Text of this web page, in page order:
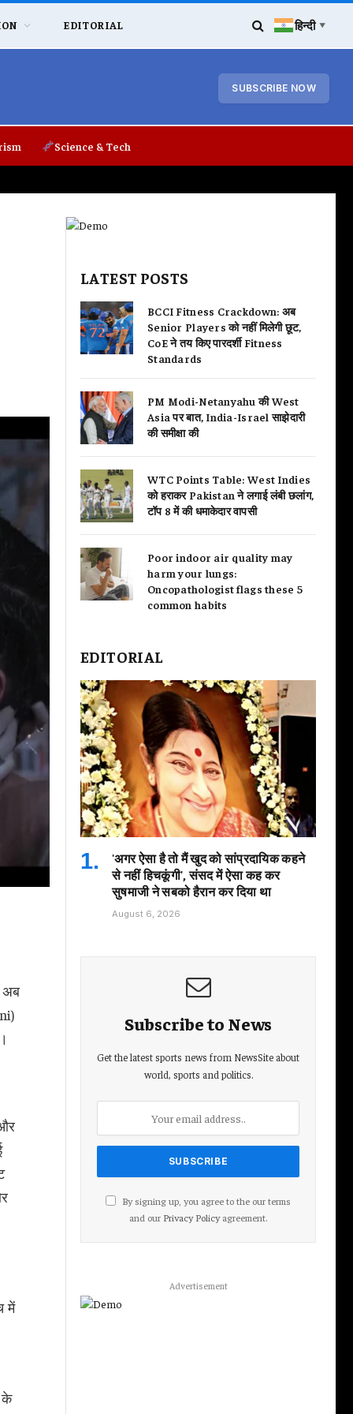
EDITORIAL हिन्दी ▼
SUBSCRIBE NOW
Science & Tech
अब
में
के
LATEST POSTS
BCCI Fitness Crackdown: अब
Senior Players को नहीं मिलेगी छूट,
CoE ने तय किए पारदर्शी Fitness
Standards
PM Modi-Netanyahu की West
Asia पर बात, India-Israel साझेदारी
की समीक्षा की
WTC Points Table: West Indies
को हराकर Pakistan ने लगाई लंबी छलांग,
टॉप 8 में की धमाकेदार वापसी
Poor indoor air quality may
harm your lungs:
Oncopathologist flags these 5
common habits
EDITORIAL
'अगर ऐसा है तो मैं खुद को सांप्रदायिक कहने
से नहीं हिचकूंगी', संसद में ऐसा कह कर
सुषमाजी ने सबको हैरान कर दिया था
August 6, 2026
Subscribe to News
Get the latest sports news from NewsSite about
world, sports and politics.
By signing up, you agree to the our terms
and our Privacy Policyagreement.
Advertisement